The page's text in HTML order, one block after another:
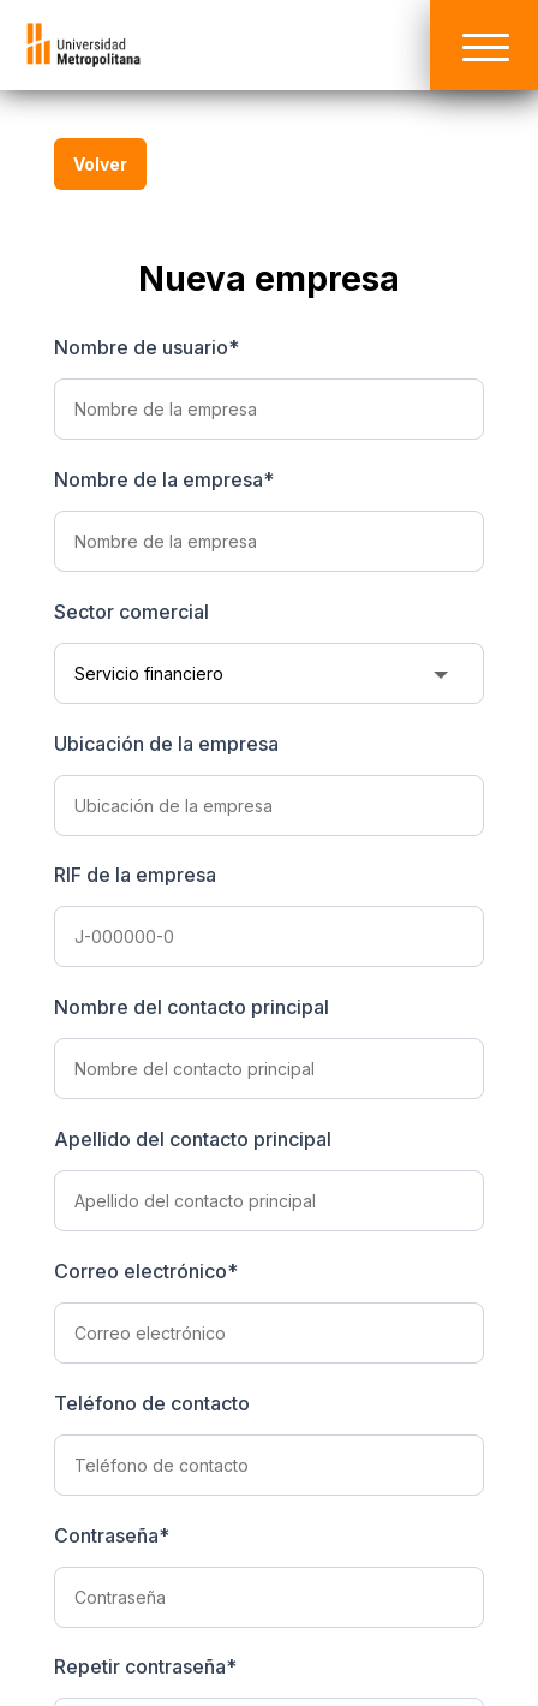
Volver
Nueva empresa
Nombre de usuario*
Nombre de la empresa*
Sector comercial
Ubicación de la empresa
RIF de la empresa
Nombre del contacto principal
Apellido del contacto principal
Correo electrónico*
Teléfono de contacto
Contraseña*
Repetir contraseña*